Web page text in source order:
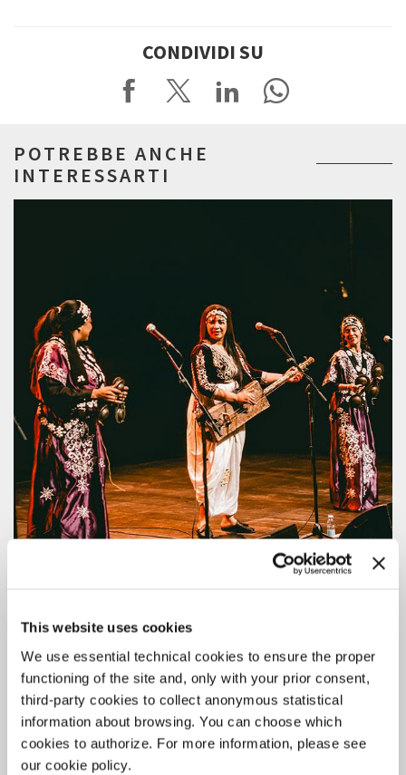
This website uses cookies
We use essential technical cookies to ensure the proper
functioning of the site and, only with your prior consent,
third-party cookies to collect anonymous statistical
information about browsing. You can choose which
cookies to authorize. For more information, please see
our cookie policy.
CONDIVIDI SU
POTREBBE ANCHE
INTERESSARTI
8 AGOSTO 2026
BIENNALE MUSICA 2026: È ATTIVA LA
BIGLIETTERIA ONLINE
In anteprima i biglietti e gli abbonamenti per gli appuntamenti in
programma dal 10 al 24 ottobre, esclusivamente sul sito web della
Biennale di Venezia.